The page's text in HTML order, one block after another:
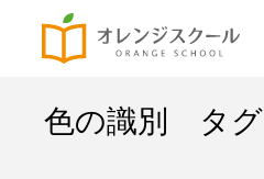
色の識別 タグ